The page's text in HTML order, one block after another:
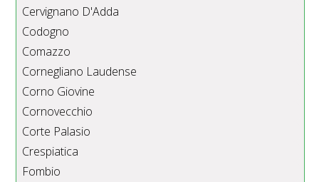
Cervignano D'Adda
Codogno
Comazzo
Cornegliano Laudense
Corno Giovine
Cornovecchio
Corte Palasio
Crespiatica
Fombio